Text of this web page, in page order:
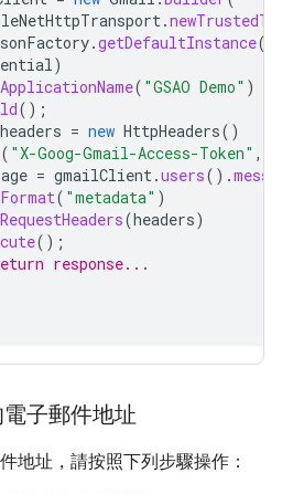
.
.getDefaultInstance
)
( "GSAO Demo" )
();
headers = new HttpHeaders()
( "X-Goog-Gmail-Access-Token" ,
= gmailClient.users().
( "metadata" )
(headers)
();
response...
子郵件地址
地址，請按照下列步驟操作：